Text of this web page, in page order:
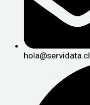
hola@servidata.cl